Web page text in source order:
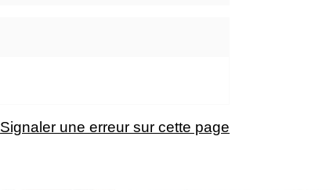
Signaler une erreur sur cette page